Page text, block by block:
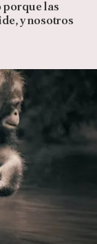
porque las
y nosotros